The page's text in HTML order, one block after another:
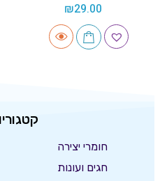
₪29.00
חומרי יצירה
חגים ועונות